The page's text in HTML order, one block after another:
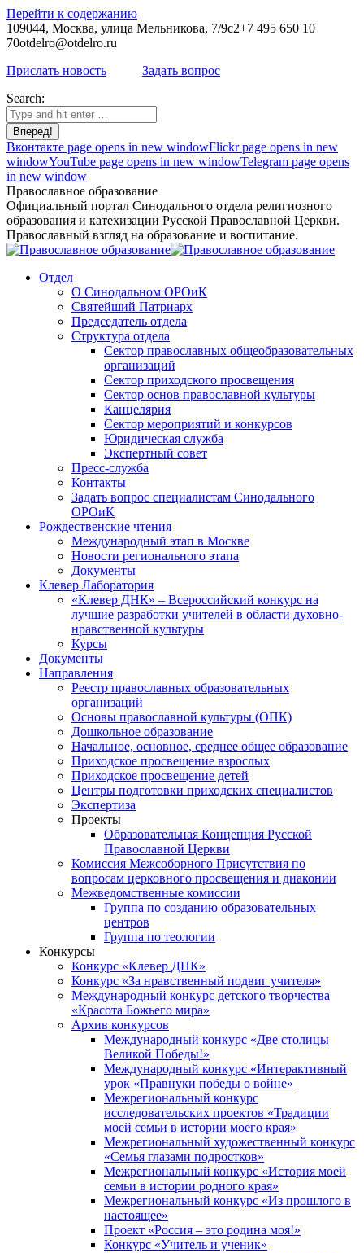
Перейти к содержанию
109044, Москва, улица Мельникова, 7/9с2+7 495 650 10
70otdelro@otdelro.ru
Прислать новость
Задать вопрос
Search:
Вконтакте page opens in new windowFlickr page opens in new
windowYouTube page opens in new windowTelegram page opens
in new window
Православное образование
Официальный портал Синодального отдела религиозного
образования и катехизации Русской Православной Церкви.
Православный взгляд на образование и воспитание.
Отдел
О Синодальном ОРОиК
Святейший Патриарх
Председатель отдела
Структура отдела
Сектор православных общеобразовательных
организаций
Сектор приходского просвещения
Сектор основ православной культуры
Канцелярия
Сектор мероприятий и конкурсов
Юридическая служба
Экспертный совет
Пресс-служба
Контакты
Задать вопрос специалистам Синодального
ОРОиК
Рождественские чтения
Международный этап в Москве
Новости регионального этапа
Документы
Клевер Лаборатория
«Клевер ДНК» – Всероссийский конкурс на
лучшие разработки учителей в области духовно-
нравственной культуры
Курсы
Документы
Направления
Реестр православных образовательных
организаций
Основы православной культуры (ОПК)
Дошкольное образование
Начальное, основное, среднее общее образование
Приходское просвещение взрослых
Приходское просвещение детей
Центры подготовки приходских специалистов
Экспертиза
Проекты
Образовательная Концепция Русской
Православной Церкви
Комиссия Межсоборного Присутствия по
вопросам церковного просвещения и диаконии
Межведомственные комиссии
Группа по созданию образовательных
центров
Группа по теологии
Конкурсы
Конкурс «Клевер ДНК»
Конкурс «За нравственный подвиг учителя»
Международный конкурс детского творчества
«Красота Божьего мира»
Архив конкурсов
Международный конкурс «Две столицы
Великой Победы!»
Международный конкурс «Интерактивный
урок «Правнуки победы о войне»
Межрегиональный конкурс
исследовательских проектов «Традиции
моей семьи в истории моего края»
Межрегиональный художественный конкурс
«Семья глазами подростков»
Межрегиональный конкурс «История моей
семьи в истории родного края»
Межрегиональный конкурс «Из прошлого в
настоящее»
Проект «Россия – это родина моя!»
Конкурс «Учитель и ученик»